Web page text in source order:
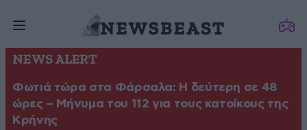
NEWS ALERT
Φωτιά τώρα στα Φάρσαλα: Η δεύτερη σε 48
ώρες – Μήνυμα του 112 για τους κατοίκους της
Κρήνης